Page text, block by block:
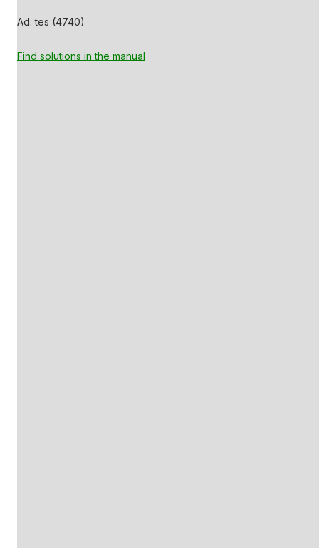
Ad: tes (4740)
Find solutions in the manual